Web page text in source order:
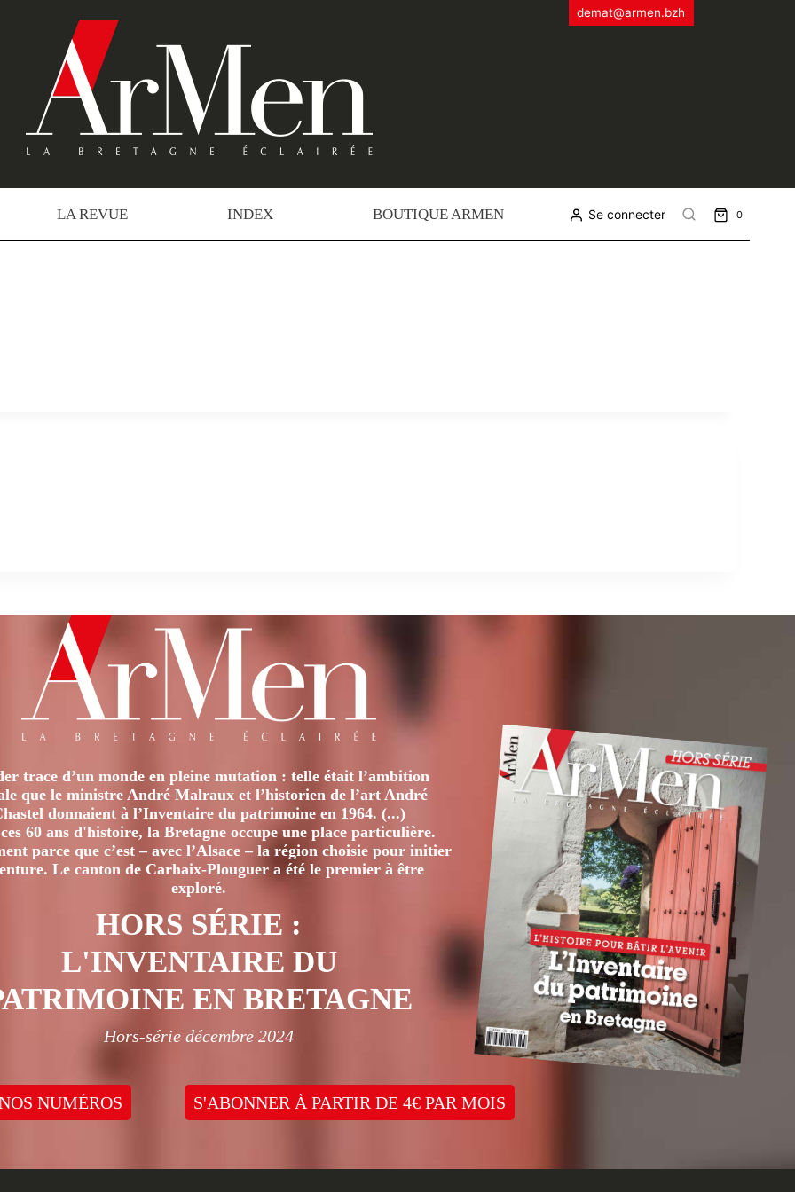
demat@armen.bzh
LA REVUE INDEX BOUTIQUE ARMEN Se connecter 0
trace d’un monde en pleine mutation : telle était l’ambition
que le ministre André Malraux et l’historien de l’art André
donnaient à l’Inventaire du patrimoine en 1964. (...)
60 ans d'histoire, la Bretagne occupe une place particulière.
parce que c’est – avec l’Alsace – la région choisie pour initier
Le canton de Carhaix-Plouguer a été le premier à être
exploré.
HORS SÉRIE :
L'INVENTAIRE DU
EN BRETAGNE
Hors-série décembre 2024
NUMÉROS S'ABONNER À PARTIR DE 4€ PAR MOIS